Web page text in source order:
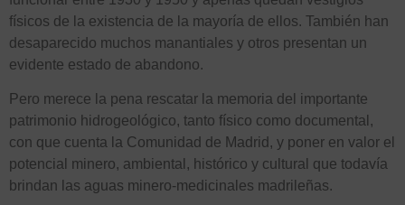
físicos de la existencia de la mayoría de ellos. También han
desaparecido muchos manantiales y otros presentan un
evidente estado de abandono.
Pero merece la pena rescatar la memoria del importante
patrimonio hidrogeológico, tanto físico como documental,
con que cuenta la Comunidad de Madrid, y poner en valor el
potencial minero, ambiental, histórico y cultural que todavía
brindan las aguas minero-medicinales madrileñas.